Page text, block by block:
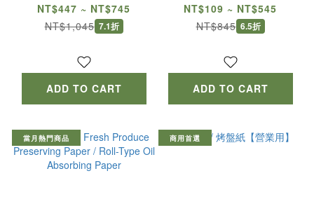
NT$447 ~ NT$745
NT$1,045 7.1折
ADD TO CART
NT$109 ~ NT$545
NT$845 6.5折
ADD TO CART
當月熱門商品 商用首選